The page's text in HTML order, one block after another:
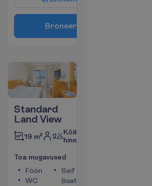
Broneer
Standard
Land View
19 m² 2
Kõik
hinnas
Toa mugavused
Föön
WC
Seif
(lisatasu